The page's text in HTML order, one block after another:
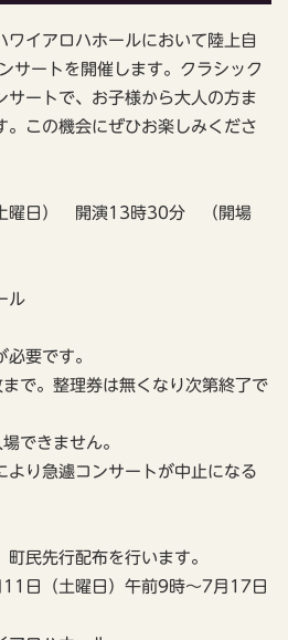
イアロハホールにおいて陸上自
サートを開催します。クラシック
サートで、お子様から大人の方ま
。この機会にぜひお楽しみくださ
曜日） 開演13時30分 （開場
ル
要です。
で。整理券は無くなり次第終了で
できません。
り急遽コンサートが中止になる
民先行配布を行います。
日（土曜日）午前9時～7月17日